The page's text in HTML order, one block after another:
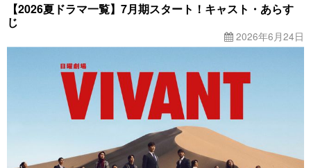
【2026夏ドラマ一覧】7月期スタート！キャスト・あらす
じ
2026年6月24日